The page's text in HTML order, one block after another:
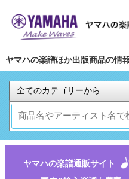
ヤマハの楽譜ほか出版商品の情
ヤマハの楽譜通販サイト